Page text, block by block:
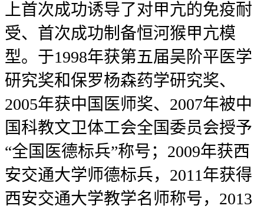
上首次成功诱导了对甲亢的免疫耐
受、首次成功制备恒河猴甲亢模
型。于1998年获第五届吴阶平医学
研究奖和保罗杨森药学研究奖、
2005年获中国医师奖、2007年被中
国科教文卫体工会全国委员会授予
“全国医德标兵”称号；2009年获西
安交通大学师德标兵，2011年获得
西安交通大学教学名师称号，2013